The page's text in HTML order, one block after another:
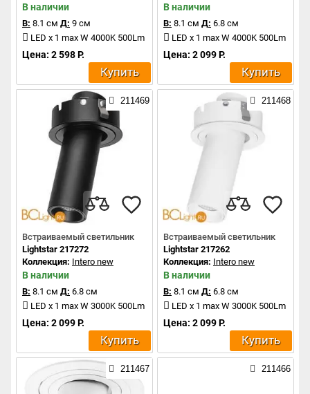
В наличии
В: 8.1 см Д: 9 см
LED x 1 max W 4000K 500Lm
Цена: 2 598 Р.
Купить
В наличии
В: 8.1 см Д: 6.8 см
LED x 1 max W 4000K 500Lm
Цена: 2 099 Р.
Купить
211469
Встраиваемый светильник
Lightstar 217272
Коллекция: Intero new
В наличии
В: 8.1 см Д: 6.8 см
LED x 1 max W 3000K 500Lm
Цена: 2 099 Р.
Купить
211468
Встраиваемый светильник
Lightstar 217262
Коллекция: Intero new
В наличии
В: 8.1 см Д: 6.8 см
LED x 1 max W 3000K 500Lm
Цена: 2 099 Р.
Купить
211467 211466